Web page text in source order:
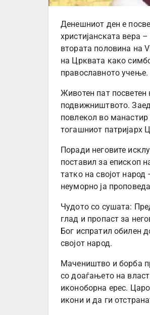
Денешниот ден е
христијанската вера
втората половина на
на Црквата како
православното учење.
Животен пат
подвижништвото.
повлекол во
тогашниот патријарх
Поради неговите
поставил за епископ
татко на својот
неуморно ја
Чудото со сушата:
глад и пропаст за
Бог испратил обилен
својот народ.
Мачеништво и борба
со доаѓањето на
иконоборна ерес.
икони и да ги